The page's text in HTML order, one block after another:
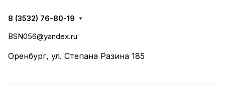
8 (3532) 76-80-19
BSN056@yandex.ru
Оренбург, ул. Степана Разина 185